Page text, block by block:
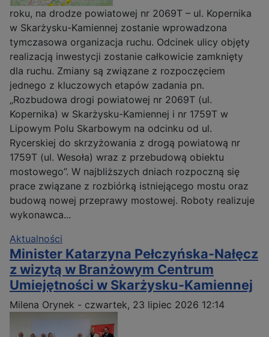
roku, na drodze powiatowej nr 2069T – ul. Kopernika
w Skarżysku-Kamiennej zostanie wprowadzona
tymczasowa organizacja ruchu. Odcinek ulicy objęty
realizacją inwestycji zostanie całkowicie zamknięty
dla ruchu. Zmiany są związane z rozpoczęciem
jednego z kluczowych etapów zadania pn.
„Rozbudowa drogi powiatowej nr 2069T (ul.
Kopernika) w Skarżysku-Kamiennej i nr 1759T w
Lipowym Polu Skarbowym na odcinku od ul.
Rycerskiej do skrzyżowania z drogą powiatową nr
1759T (ul. Wesoła) wraz z przebudową obiektu
mostowego”. W najbliższych dniach rozpoczną się
prace związane z rozbiórką istniejącego mostu oraz
budową nowej przeprawy mostowej. Roboty realizuje
wykonawca...
Aktualności
Minister Katarzyna Pełczyńska-Nałęcz
z wizytą w Branżowym Centrum
Umiejętności w Skarżysku-Kamiennej
Milena Orynek - czwartek, 23 lipiec 2026 12:14